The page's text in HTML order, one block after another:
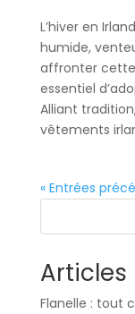
L’hiver en
humide,
affronter
essentiel
Alliant
vêtements
« Entrées
Flanelle : tout